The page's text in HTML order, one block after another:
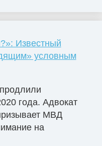
Известный
условным
года. Адвокат
МВД
на